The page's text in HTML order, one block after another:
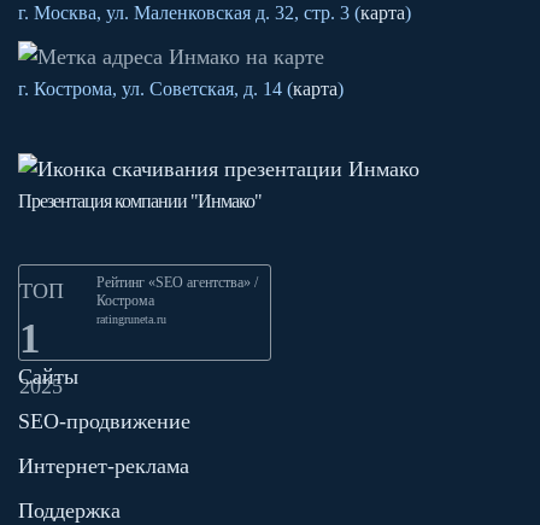
г. Москва, ул. Маленковская д. 32, стр. 3 (карта)
г. Кострома, ул. Советская, д. 14 (карта)
Презентация компании "Инмако"
ТОП
1
2025
Рейтинг «SEO агентства» /
Кострома
ratingruneta.ru
Сайты
SEO-продвижение
Интернет-реклама
Поддержка